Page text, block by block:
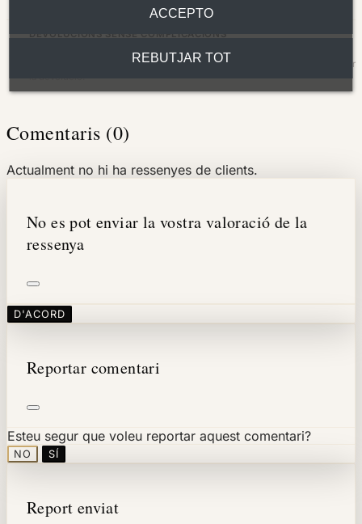
DEVOLUCIONS SENSE COMPLICACIONS
Disposes de 30 dies naturals des de la recepció del producte per sol·licitar
la devolució.
Comentaris (0)
Actualment no hi ha ressenyes de clients.
No es pot enviar la vostra valoració de la
ressenya
D'ACORD
Reportar comentari
Esteu segur que voleu reportar aquest comentari?
NO SÍ
Report enviat
REBUTJAR TOT
ACCEPTO